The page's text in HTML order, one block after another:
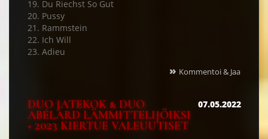
19. Du Riechst So Gut
20. Pussy
21. Rammstein
22. Ich Will
23. Adieu
» Kommentoi & Jaa
DUO JATEKOK & DUO
ABÉLARD LÄMMITTELIJÖIKSI
+ 2023 KIERTUE VALEUUTISET
07.05.2022